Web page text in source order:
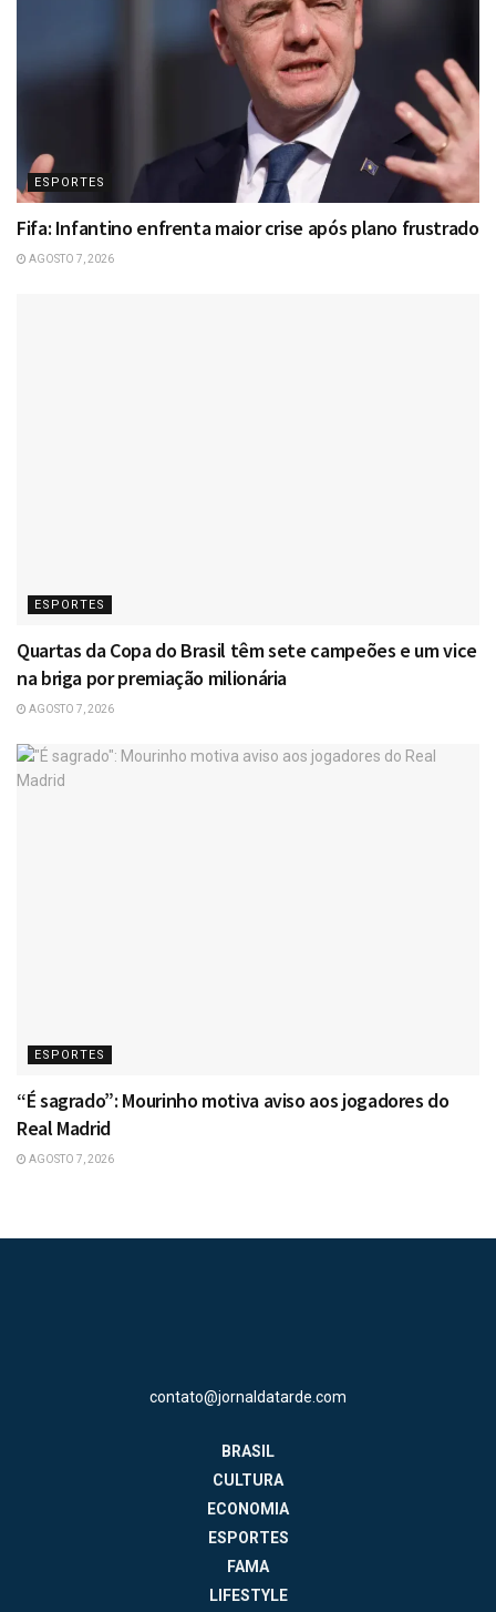
ESPORTES
Fifa: Infantino enfrenta maior crise após plano frustrado
AGOSTO 7, 2026
ESPORTES
Quartas da Copa do Brasil têm sete campeões e um vice
na briga por premiação milionária
AGOSTO 7, 2026
ESPORTES
“É sagrado”: Mourinho motiva aviso aos jogadores do
Real Madrid
AGOSTO 7, 2026
contato@jornaldatarde.com
BRASIL
CULTURA
ECONOMIA
ESPORTES
FAMA
LIFESTYLE